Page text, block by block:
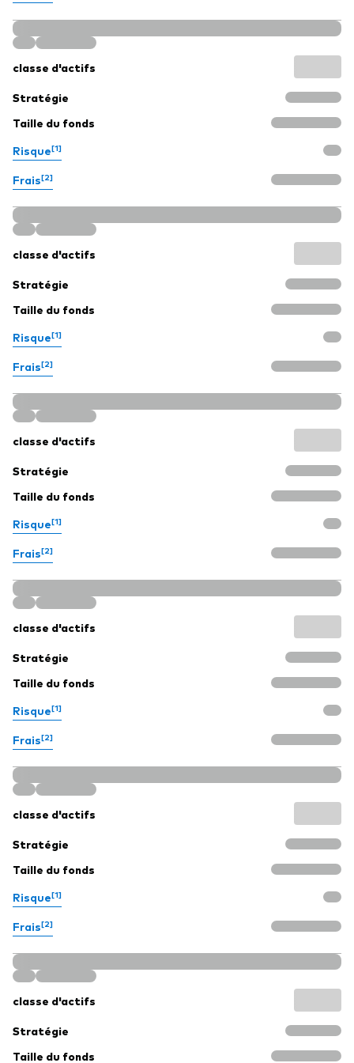
classe d'actifs
Stratégie
Taille du fonds
Risque[1]
Frais[2]
classe d'actifs
Stratégie
Taille du fonds
Risque[1]
Frais[2]
classe d'actifs
Stratégie
Taille du fonds
Risque[1]
Frais[2]
classe d'actifs
Stratégie
Taille du fonds
Risque[1]
Frais[2]
classe d'actifs
Stratégie
Taille du fonds
Risque[1]
Frais[2]
classe d'actifs
Stratégie
Taille du fonds